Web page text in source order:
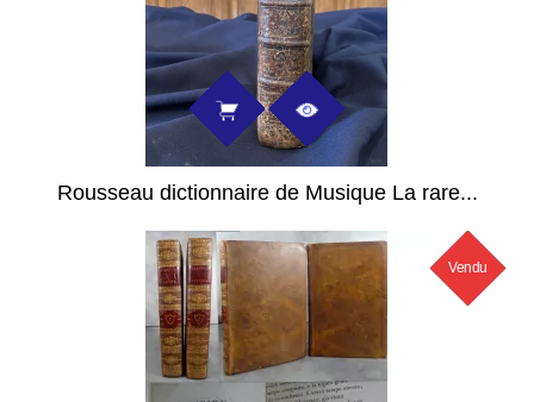
Rousseau dictionnaire de Musique La rare...
Vendu
Nouveau